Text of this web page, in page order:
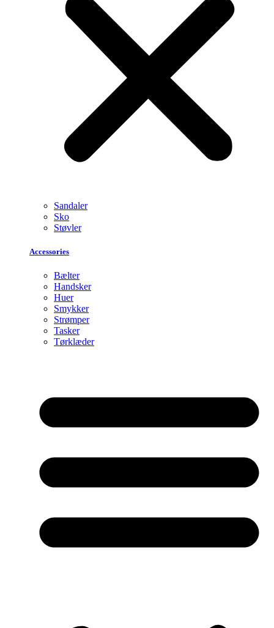
Sandaler
Sko
Støvler
Accessories
Bælter
Handsker
Huer
Smykker
Strømper
Tasker
Tørklæder